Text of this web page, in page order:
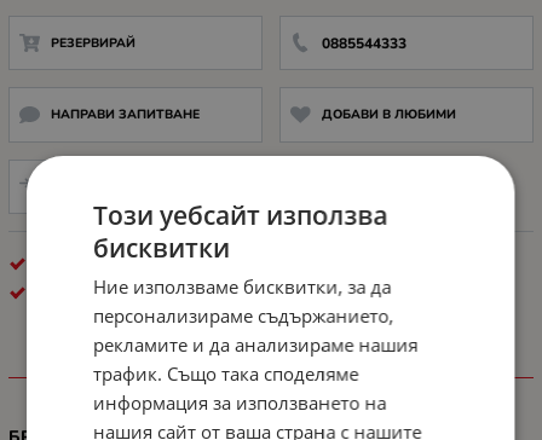
РЕЗЕРВИРАЙ 0885544333
НАПРАВИ ЗАПИТВАНЕ ДОБАВИ В ЛЮБИМИ
КОНСУМАТИВИ ЗА ЛАЗЕРЕН ПЕЧАТ
LEXMARK
ХАРАКТЕРИСТИКИ
Този уебсайт използва
бисквитки
Ние използваме бисквитки, за да
персонализираме съдържанието,
рекламите и да анализираме нашия
трафик. Също така споделяме
информация за използването на
нашия сайт от ваша страна с нашите